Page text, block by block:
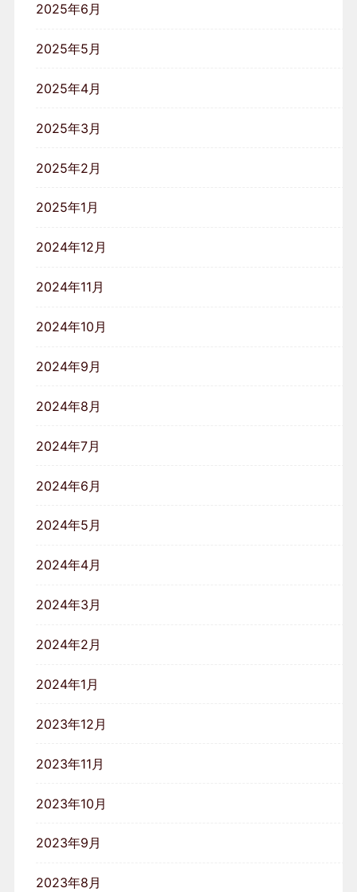
2025年6月
2025年5月
2025年4月
2025年3月
2025年2月
2025年1月
2024年12月
2024年11月
2024年10月
2024年9月
2024年8月
2024年7月
2024年6月
2024年5月
2024年4月
2024年3月
2024年2月
2024年1月
2023年12月
2023年11月
2023年10月
2023年9月
2023年8月